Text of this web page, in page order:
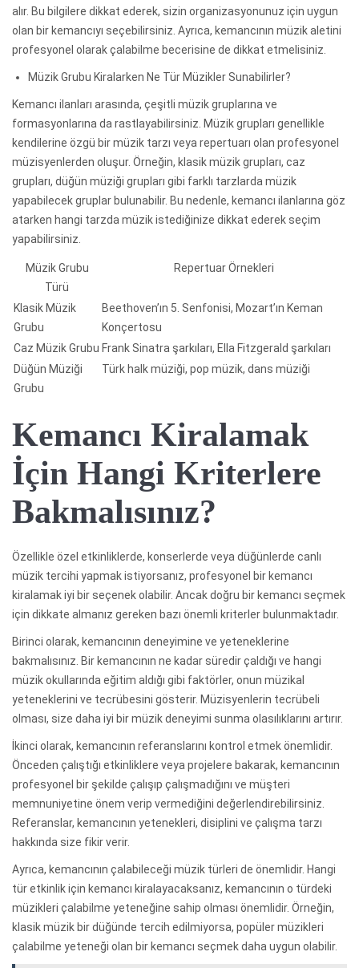
alır. Bu bilgilere dikkat ederek, sizin organizasyonunuz için uygun
olan bir kemancıyı seçebilirsiniz. Ayrıca, kemancının müzik aletini
profesyonel olarak çalabilme becerisine de dikkat etmelisiniz.
Müzik Grubu Kiralarken Ne Tür Müzikler Sunabilirler?
Kemancı ilanları arasında, çeşitli müzik gruplarına ve
formasyonlarına da rastlayabilirsiniz. Müzik grupları genellikle
kendilerine özgü bir müzik tarzı veya repertuarı olan profesyonel
müzisyenlerden oluşur. Örneğin, klasik müzik grupları, caz
grupları, düğün müziği grupları gibi farklı tarzlarda müzik
yapabilecek gruplar bulunabilir. Bu nedenle, kemancı ilanlarına göz
atarken hangi tarzda müzik istediğinize dikkat ederek seçim
yapabilirsiniz.
Müzik Grubu
Türü
Repertuar Örnekleri
Klasik Müzik
Grubu
Beethoven’ın 5. Senfonisi, Mozart’ın Keman
Konçertosu
Caz Müzik Grubu Frank Sinatra şarkıları, Ella Fitzgerald şarkıları
Düğün Müziği
Grubu
Türk halk müziği, pop müzik, dans müziği
Kemancı Kiralamak
İçin Hangi Kriterlere
Bakmalısınız?
Özellikle özel etkinliklerde, konserlerde veya düğünlerde canlı
müzik tercihi yapmak istiyorsanız, profesyonel bir kemancı
kiralamak iyi bir seçenek olabilir. Ancak doğru bir kemancı seçmek
için dikkate almanız gereken bazı önemli kriterler bulunmaktadır.
Birinci olarak, kemancının deneyimine ve yeteneklerine
bakmalısınız. Bir kemancının ne kadar süredir çaldığı ve hangi
müzik okullarında eğitim aldığı gibi faktörler, onun müzikal
yeteneklerini ve tecrübesini gösterir. Müzisyenlerin tecrübeli
olması, size daha iyi bir müzik deneyimi sunma olasılıklarını artırır.
İkinci olarak, kemancının referanslarını kontrol etmek önemlidir.
Önceden çalıştığı etkinliklere veya projelere bakarak, kemancının
profesyonel bir şekilde çalışıp çalışmadığını ve müşteri
memnuniyetine önem verip vermediğini değerlendirebilirsiniz.
Referanslar, kemancının yetenekleri, disiplini ve çalışma tarzı
hakkında size fikir verir.
Ayrıca, kemancının çalabileceği müzik türleri de önemlidir. Hangi
tür etkinlik için kemancı kiralayacaksanız, kemancının o türdeki
müzikleri çalabilme yeteneğine sahip olması önemlidir. Örneğin,
klasik müzik bir düğünde tercih edilmiyorsa, popüler müzikleri
çalabilme yeteneği olan bir kemancı seçmek daha uygun olabilir.